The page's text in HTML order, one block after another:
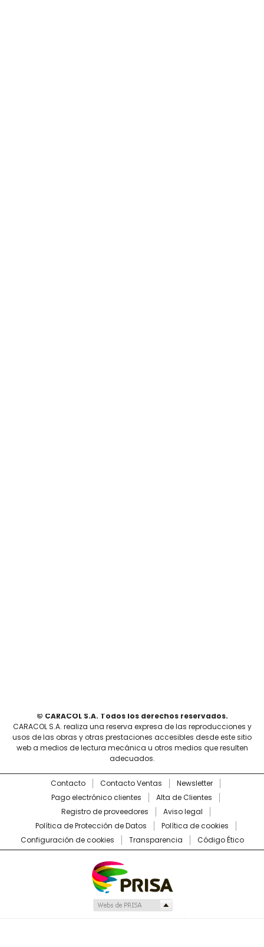
© CARACOL S.A. Todos los derechos reservados.
CARACOL S.A. realiza una reserva expresa de las reproducciones y
usos de las obras y otras prestaciones accesibles desde este sitio
web a medios de lectura mecánica u otros medios que resulten
adecuados.
Contacto Contacto Ventas
Newsletter
Pago electrónico clientes
Alta de Clientes
Registro de proveedores
Aviso legal
Política de Protección de Datos
Política de cookies
Configuración de cookies
Transparencia Código Ético